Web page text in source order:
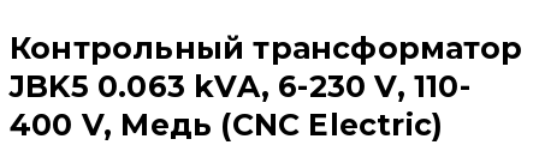
Контрольный трансформатор
JBK5 0.063 kVA, 6-230 V, 110-
400 V, Медь (CNC Electric)